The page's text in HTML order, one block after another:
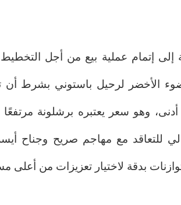
إلى إتمام عملية بيع من أجل
وهو سعر يعتبره برشلونة مرتفعًا
للتعاقد مع مهاجم صريح وجناح
بدقة لاختيار تعزيزات من أعلى